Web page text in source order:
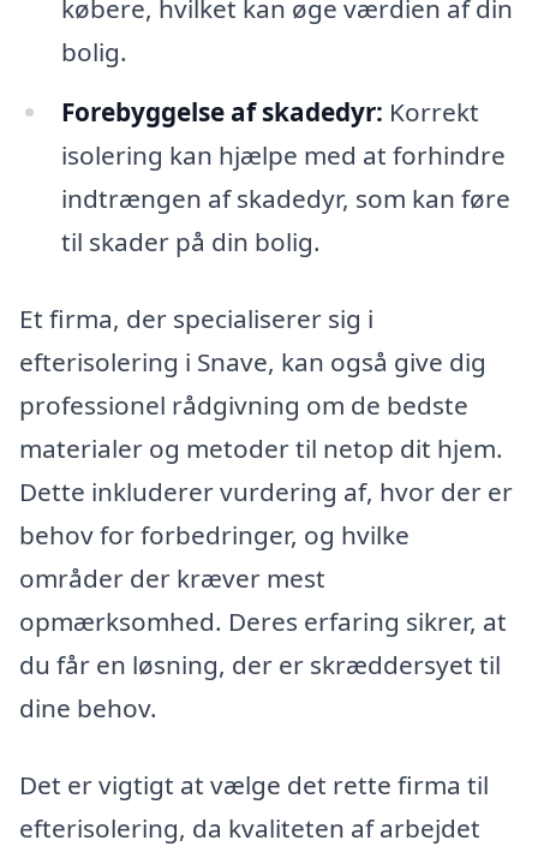
købere, hvilket kan øge værdien af din
bolig.
Forebyggelse af skadedyr: Korrekt
isolering kan hjælpe med at forhindre
indtrængen af skadedyr, som kan føre
til skader på din bolig.
Et firma, der specialiserer sig i
efterisolering i Snave, kan også give dig
professionel rådgivning om de bedste
materialer og metoder til netop dit hjem.
Dette inkluderer vurdering af, hvor der er
behov for forbedringer, og hvilke
områder der kræver mest
opmærksomhed. Deres erfaring sikrer, at
du får en løsning, der er skræddersyet til
dine behov.
Det er vigtigt at vælge det rette firma til
efterisolering, da kvaliteten af arbejdet